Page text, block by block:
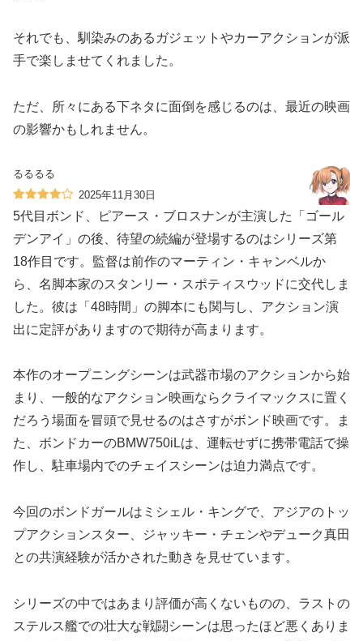
それでも、馴染みのあるガジェットやカーアクションが派
手で楽しませてくれました。
ただ、所々にある下ネタに面倒を感じるのは、最近の映画
の影響かもしれません。
るるるる
2025年11月30日
5代目ボンド、ピアース・ブロスナンが主演した「ゴール
デンアイ」の後、待望の続編が登場するのはシリーズ第
18作目です。監督は前作のマーティン・キャンベルか
ら、名脚本家のスタンリー・スポティスウッドに交代しま
した。彼は「48時間」の脚本にも関与し、アクション演
出に定評がありますので期待が高まります。
本作のオープニングシーンは武器市場のアクションから始
まり、一般的なアクション映画ならクライマックスに置く
だろう場面を冒頭で見せるのはさすがボンド映画です。ま
た、ボンドカーのBMW750iLは、運転せずに携帯電話で操
作し、駐車場内でのチェイスシーンは迫力満点です。
今回のボンドガールはミシェル・キングで、アジアのトッ
プアクションスター、ジャッキー・チェンやデューク真田
との共演経験が活かされた動きを見せています。
シリーズの中ではあまり評価が高くないものの、ラストの
ステルス艦での壮大な戦闘シーンは思ったほど悪くありま